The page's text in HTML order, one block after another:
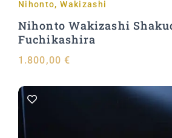
Nihonto, Wakizashi
Nihonto Wakizashi
Fuchikashira
1.800,00 €